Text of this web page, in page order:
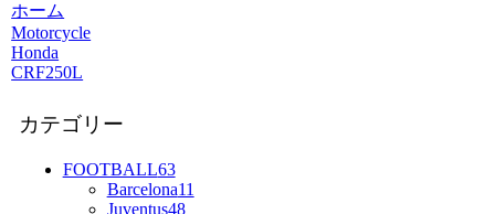
ホーム
Motorcycle
Honda
CRF250L
カテゴリー
FOOTBALL63
Barcelona11
Juventus48